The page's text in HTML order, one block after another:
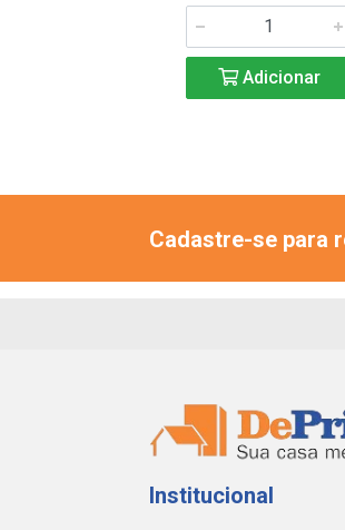
Adicionar
Cadastre-se para
Institucional